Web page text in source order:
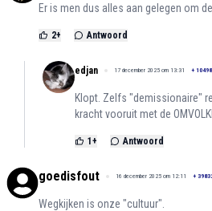
Er is men dus alles aan gelegen om
2+ Antwoord
edjan 17 december 2025 om 13:31 +
Klopt. Zelfs "demissionaire"
kracht vooruit met de
1+ Antwoord
goedisfout 16 december 2025 om 12:11 +
Wegkijken is onze "cultuur".